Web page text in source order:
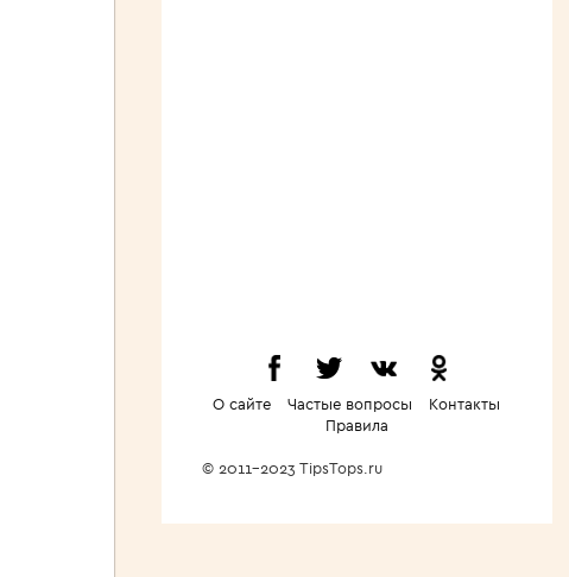
О сайте Частые вопросы
Контакты
Правила
© 2011-2023 TipsTops.ru